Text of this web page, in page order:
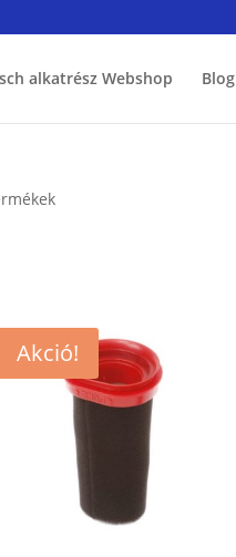
alkatrész Webshop Blog
Akció!